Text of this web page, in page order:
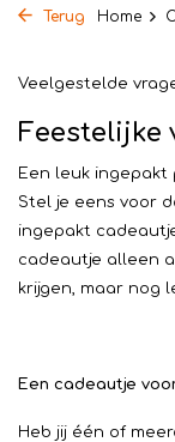
Terug Home
Veelgestelde
Feestelijke
Een leuk
Stel je eens voor
ingepakt
cadeautje alleen
krijgen, maar nog
Een cadeautje
Heb jij één of